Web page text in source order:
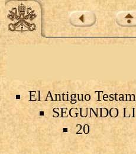
El Antiguo
SEGUNDO
20